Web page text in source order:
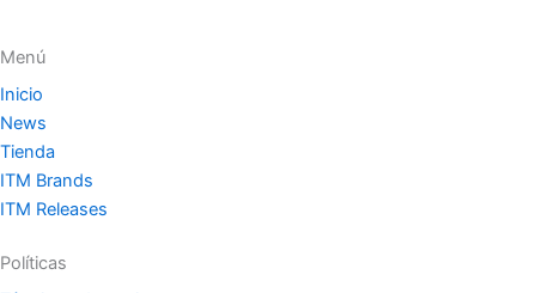
Menú
Inicio
News
Tienda
ITM Brands
ITM Releases
Políticas